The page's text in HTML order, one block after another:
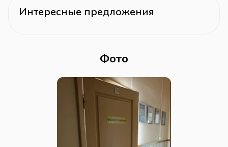
Интересные предложения
Фото